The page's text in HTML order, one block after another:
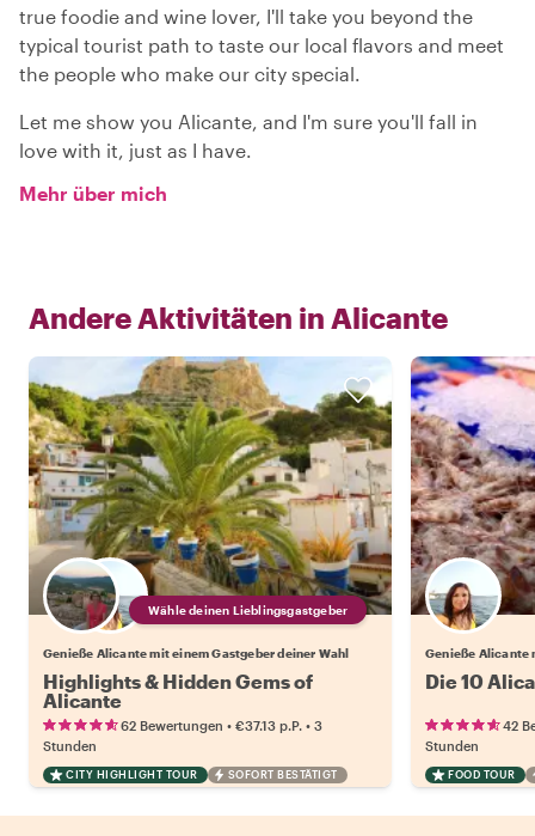
true foodie and wine lover, I'll take you beyond the
typical tourist path to taste our local flavors and meet
the people who make our city special.
Let me show you Alicante, and I'm sure you'll fall in
love with it, just as I have.
Mehr über mich
Andere Aktivitäten in Alicante
Wähle deinen Lieblingsgastgeber
Genieße Alicante mit einem Gastgeber deiner Wahl
Highlights & Hidden Gems of
Alicante
62 Bewertungen • €37.13 p.P. • 3
Stunden
CITY HIGHLIGHT TOUR SOFORT BESTÄTIGT
Genieße Alicante
Die 10
42
Stunden
FOOD TOUR